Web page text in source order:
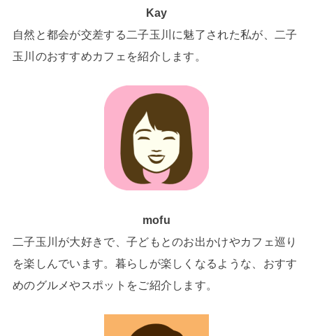
Kay
自然と都会が交差する二子玉川に魅了された私が、二子
玉川のおすすめカフェを紹介します。
mofu
二子玉川が大好きで、子どもとのお出かけやカフェ巡り
を楽しんでいます。暮らしが楽しくなるような、おすす
めのグルメやスポットをご紹介します。